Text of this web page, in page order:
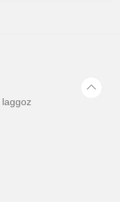
laggoz